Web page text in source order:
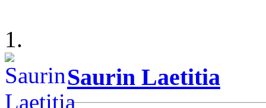
1.
Saurin Laetitia